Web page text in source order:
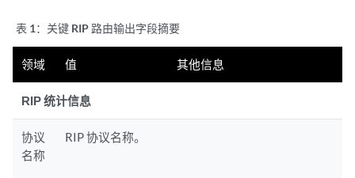
表 1： 关键 RIP 路由输出字段摘要
领域 值 其他信息
RIP 统计信息
协议
名称
RIP 协议名称。